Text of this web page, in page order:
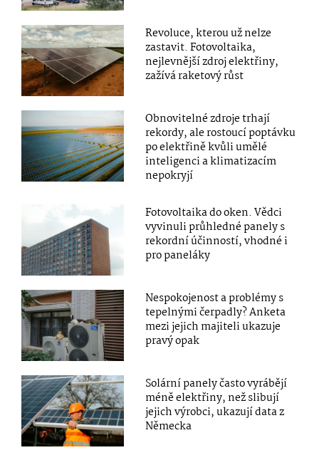
Revoluce, kterou už nelze
zastavit. Fotovoltaika,
nejlevnější zdroj elektřiny,
zažívá raketový růst
Obnovitelné zdroje trhají
rekordy, ale rostoucí poptávku
po elektřině kvůli umělé
inteligenci a klimatizacím
nepokryjí
Fotovoltaika do oken. Vědci
vyvinuli průhledné panely s
rekordní účinností, vhodné i
pro paneláky
Nespokojenost a problémy s
tepelnými čerpadly? Anketa
mezi jejich majiteli ukazuje
pravý opak
Solární panely často vyrábějí
méně elektřiny, než slibují
jejich výrobci, ukazují data z
Německa